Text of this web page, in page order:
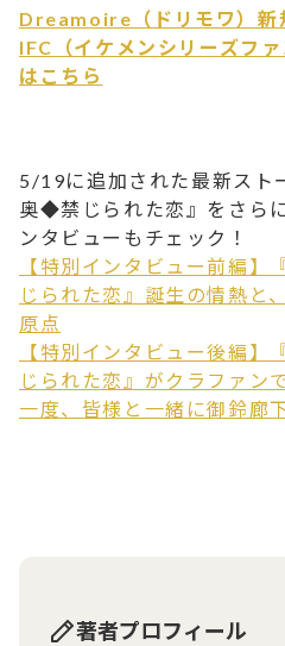
Dreamoire（ドリモワ）新
IFC（イケメンシリーズフ
はこちら
5/19に追加された最新スト
奥◆禁じられた恋』をさら
ンタビューもチェック！
【特別インタビュー前編
じられた恋』誕生の情熱と
原点
【特別インタビュー後編
じられた恋』がクラファン
一度、皆様と一緒に御鈴廊
著者プロフィール